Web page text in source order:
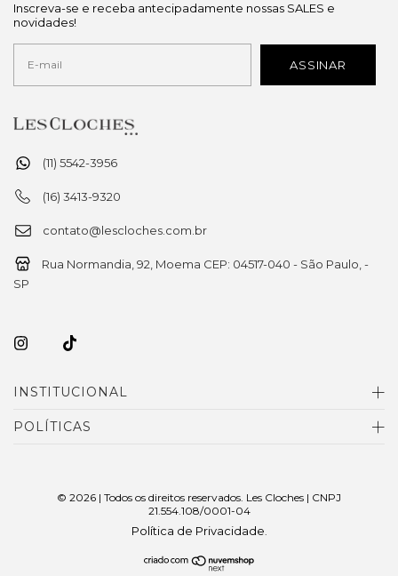
(11) 5542-3956
(16) 3413-9320
contato@lescloches.com.br
Rua Normandia, 92, Moema CEP: 04517-040 - São Paulo, -
SP
INSTITUCIONAL
POLÍTICAS
Inscreva-se e receba antecipadamente nossas SALES e
novidades!
© 2026 | Todos os direitos reservados. Les Cloches | CNPJ
21.554.108/0001-04
Política de Privacidade